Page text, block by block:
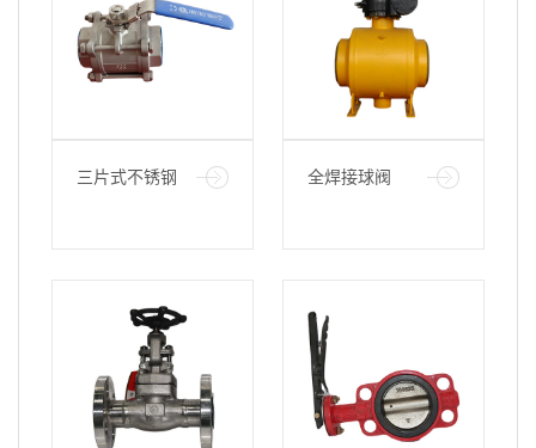
三片式不锈钢
全焊接球阀